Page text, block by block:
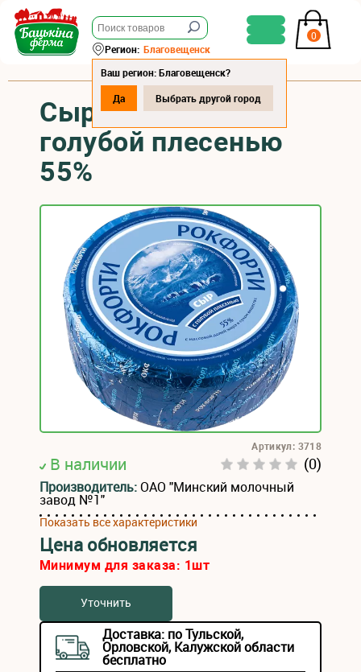
0
Регион: Благовещенск
Ваш регион: Благовещенск?
Да
Выбрать другой город
Сыр "Рокфорти" с
голубой плесенью
55%
В наличии (0)
Артикул: 3718
Производитель:ОАО "Минский молочный
завод №1"
Показать все характеристики
Цена обновляется
Минимум для заказа: 1шт
Уточнить
Доставка: по Тульской,
Орловской, Калужской области
бесплатно